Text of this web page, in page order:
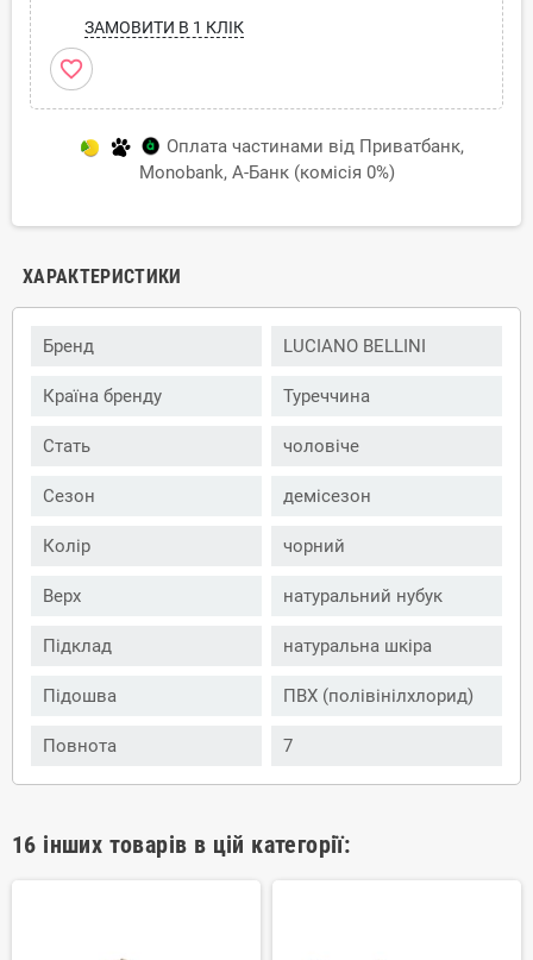
ЗАМОВИТИ В 1 КЛІК
favorite_border
Оплата частинами від Приватбанк,
Monobank, А-Банк (комісія 0%)
ХАРАКТЕРИСТИКИ
Бренд LUCIANO BELLINI
Країна бренду Туреччина
Стать чоловіче
Сезон демісезон
Колір чорний
Верх натуральний нубук
Підклад натуральна шкіра
Підошва ПВХ (полівінілхлорид)
Повнота 7
16 інших товарів в цій категорії: